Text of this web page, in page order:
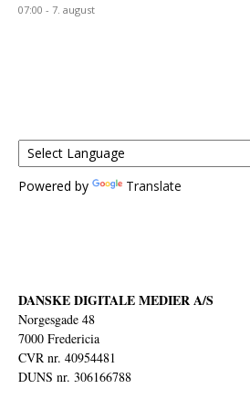
07:00 - 7. august
Powered by Translate
DANSKE DIGITALE MEDIER A/S
Norgesgade 48
7000 Fredericia
CVR nr. 40954481
DUNS nr. 306166788